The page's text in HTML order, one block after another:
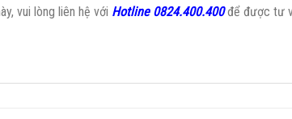
vui lòng liên hệ với Hotline 0824.400.400để được tư